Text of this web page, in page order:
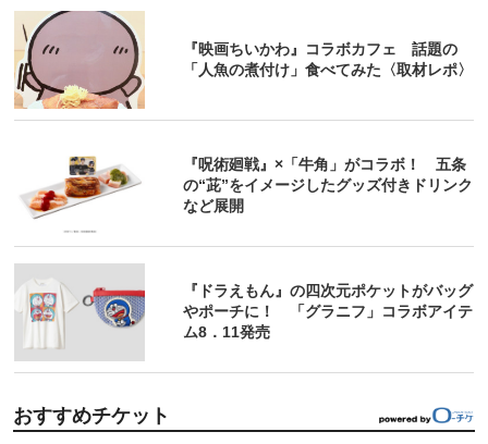
『映画ちいかわ』コラボカフェ 話題の
「人魚の煮付け」食べてみた〈取材レポ〉
『呪術廻戦』×「牛角」がコラボ！ 五条
の“茈”をイメージしたグッズ付きドリンク
など展開
『ドラえもん』の四次元ポケットがバッグ
やポーチに！ 「グラニフ」コラボアイテ
ム8．11発売
おすすめチケット